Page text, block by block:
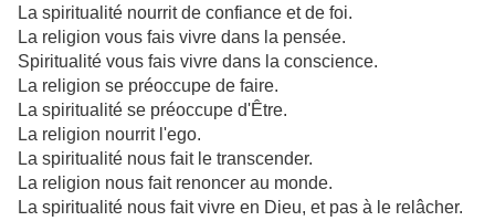
La spiritualité nourrit de confiance et de foi.
La religion vous fais vivre dans la pensée.
Spiritualité vous fais vivre dans la conscience.
La religion se préoccupe de faire.
La spiritualité se préoccupe d'Être.
La religion nourrit l'ego.
La spiritualité nous fait le transcender.
La religion nous fait renoncer au monde.
La spiritualité nous fait vivre en Dieu, et pas à le relâcher.